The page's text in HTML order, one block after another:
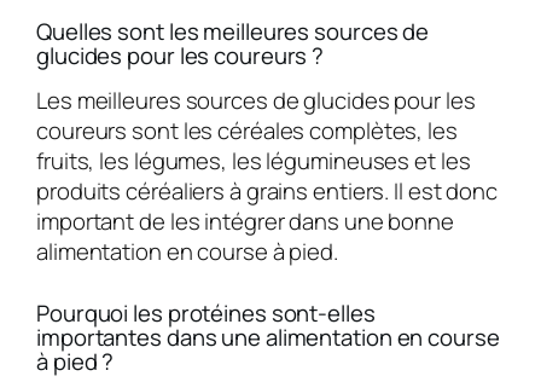
Quelles sont les meilleures sources de
glucides pour les coureurs ?
Les meilleures sources de glucides pour les
coureurs sont les céréales complètes, les
fruits, les légumes, les légumineuses et les
produits céréaliers à grains entiers. Il est donc
important de les intégrer dans une bonne
alimentation en course à pied.
Pourquoi les protéines sont-elles
importantes dans une alimentation en course
à pied ?